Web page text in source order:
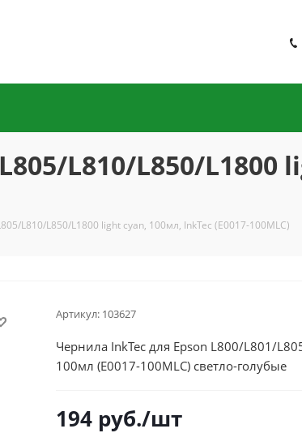
L810/L850/L1800
L810/L850/L1800 light cyan, 100мл, InkTec (E0017-100MLC)
Артикул: 103627
Чернила InkTec для Epson L800/L801/
100мл (E0017-100MLC) светло-голубые
194 руб./шт